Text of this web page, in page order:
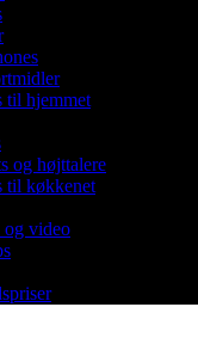
til hjemmet
og højttalere
til køkkenet
og video